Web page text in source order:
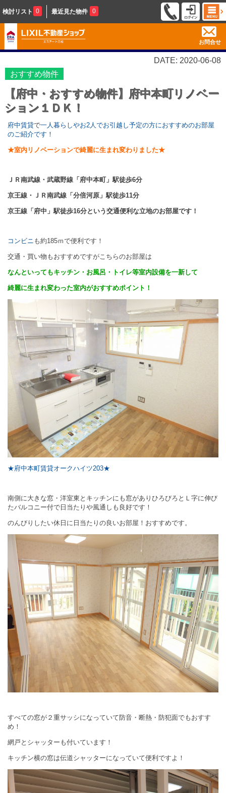
検討リスト 0 最近見た物件 0
お問合せ
DATE: 2020-06-08
おすすめ物件
【府中・おすすめ物件】府中本町リノベー
ション１ＤＫ！
府中賃貸で一人暮らしやお2人でお引越し予定の方におすすめのお部屋
のご紹介です！
★室内リノベーションで綺麗に生まれ変わりました★
ＪＲ南武線・武蔵野線「府中本町」駅徒歩6分
京王線・ＪＲ南武線「分倍河原」駅徒歩11分
京王線「府中」駅徒歩16分という交通便利な立地のお部屋です！
コンビニ も約185ｍで便利です！
交通・買い物もおすすめですがこちらのお部屋は
なんといってもキッチン・お風呂・トイレ等室内設備を一新して
綺麗に生まれ変わった室内がおすすめポイント！
★府中本町賃貸オークハイツ203★
南側に大きな窓・洋室東とキッチンにも窓がありひろびろとＬ字に伸び
たバルコニー付で日当たりや風通しも良好です！
のんびりしたい休日に日当たりの良いお部屋！おすすめです。
すべての窓が２重サッシになっていて防音・断熱・防犯面でもおすす
め！
網戸とシャッターも付いています！
キッチン横の窓は伝道シャッターになっていて便利ですよ！